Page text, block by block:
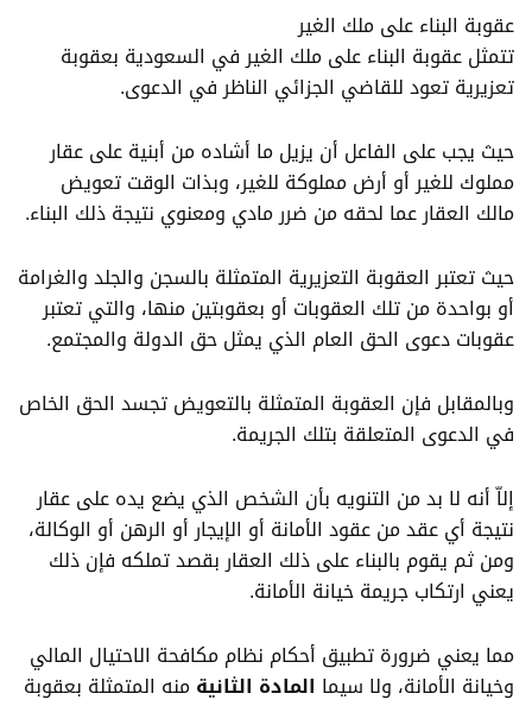
عقوبة البناء على ملك الغير
تتمثل عقوبة البناء على ملك الغير في السعودية بعقوبة
تعزيرية تعود للقاضي الجزائي الناظر في الدعوى.
حيث يجب على الفاعل أن يزيل ما أشاده من أبنية على عقار
مملوك للغير أو أرض مملوكة للغير، وبذات الوقت تعويض
مالك العقار عما لحقه من ضرر مادي ومعنوي نتيجة ذلك البناء.
حيث تعتبر العقوبة التعزيرية المتمثلة بالسجن والجلد والغرامة
أو بواحدة من تلك العقوبات أو بعقوبتين منها، والتي تعتبر
عقوبات دعوى الحق العام الذي يمثل حق الدولة والمجتمع.
وبالمقابل فإن العقوبة المتمثلة بالتعويض تجسد الحق الخاص
في الدعوى المتعلقة بتلك الجريمة.
إلاّ أنه لا بد من التنويه بأن الشخص الذي يضع يده على عقار
نتيجة أي عقد من عقود الأمانة أو الإيجار أو الرهن أو الوكالة،
ومن ثم يقوم بالبناء على ذلك العقار بقصد تملكه فإن ذلك
يعني ارتكاب جريمة خيانة الأمانة.
مما يعني ضرورة تطبيق أحكام نظام مكافحة الاحتيال المالي
وخيانة الأمانة، ولا سيما المادة الثانيةمنه المتمثلة بعقوبة